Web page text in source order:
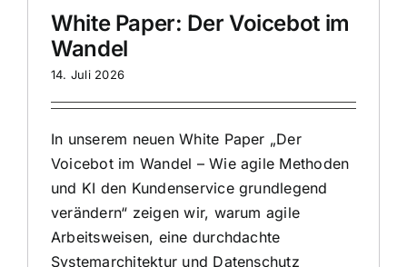
White Paper: Der Voicebot im
Wandel
14. Juli 2026
In unserem neuen White Paper „Der
Voicebot im Wandel – Wie agile Methoden
und KI den Kundenservice grundlegend
verändern“ zeigen wir, warum agile
Arbeitsweisen, eine durchdachte
Systemarchitektur und Datenschutz